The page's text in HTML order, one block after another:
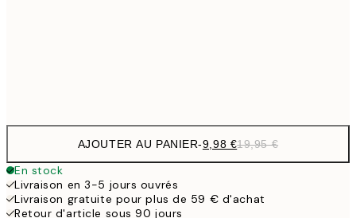
AJOUTER AU PANIER-9,98 €19,95 €
En stock
Livraison en 3-5 jours ouvrés
Livraison gratuite pour plus de 59 € d'achat
Retour d'article sous 90 jours